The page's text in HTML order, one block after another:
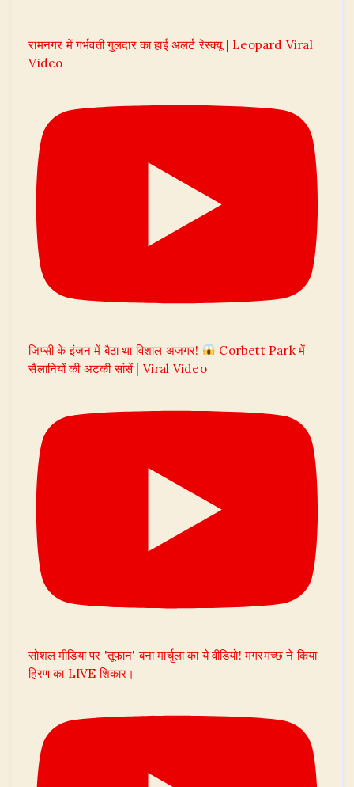
रामनगर में गर्भवती गुलदार का हाई अलर्ट रेस्क्यू | Leopard Viral
Video
जिप्सी के इंजन में बैठा था विशाल अजगर!
Corbett Park में
सैलानियों की अटकी सांसें | Viral Video
सोशल मीडिया पर 'तूफान' बना मार्चुला का ये वीडियो! मगरमच्छ ने किया
हिरण का LIVE शिकार।